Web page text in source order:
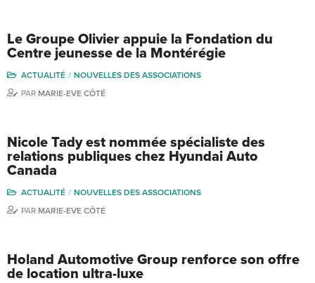
Le Groupe Olivier appuie la Fondation du
Centre jeunesse de la Montérégie
ACTUALITÉ
NOUVELLES DES ASSOCIATIONS
PAR MARIE-EVE CÔTÉ
Nicole Tady est nommée spécialiste des
relations publiques chez Hyundai Auto
Canada
ACTUALITÉ
NOUVELLES DES ASSOCIATIONS
PAR MARIE-EVE CÔTÉ
Holand Automotive Group renforce son offre
de location ultra-luxe